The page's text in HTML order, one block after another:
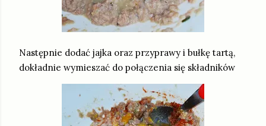
Następnie dodać jajka oraz przyprawy i bułkę tartą,
dokładnie wymieszać do połączenia się składników